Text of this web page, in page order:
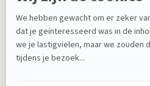
Ontvang nieuws, tips en de